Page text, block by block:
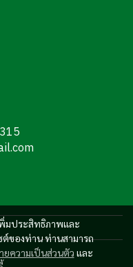
พิ่มประสิทธิภาพและ
ต์ของท่าน ท่านสามารถ
ยความเป็นส่วนตัว และ